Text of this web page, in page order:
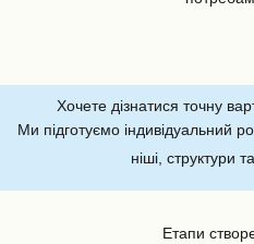
Хочете дізнатися точну
Ми підготуємо індивідуальний
ніші, структури
Етапи